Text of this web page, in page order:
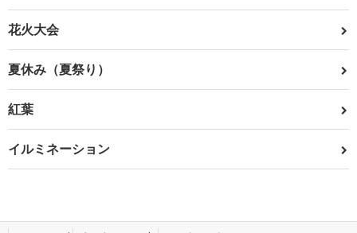
花火大会
夏休み（夏祭り）
紅葉
イルミネーション